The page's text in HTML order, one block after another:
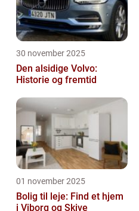
30 november 2025
Den alsidige Volvo:
Historie og fremtid
01 november 2025
Bolig til leje: Find et hjem
i Viborg og Skive